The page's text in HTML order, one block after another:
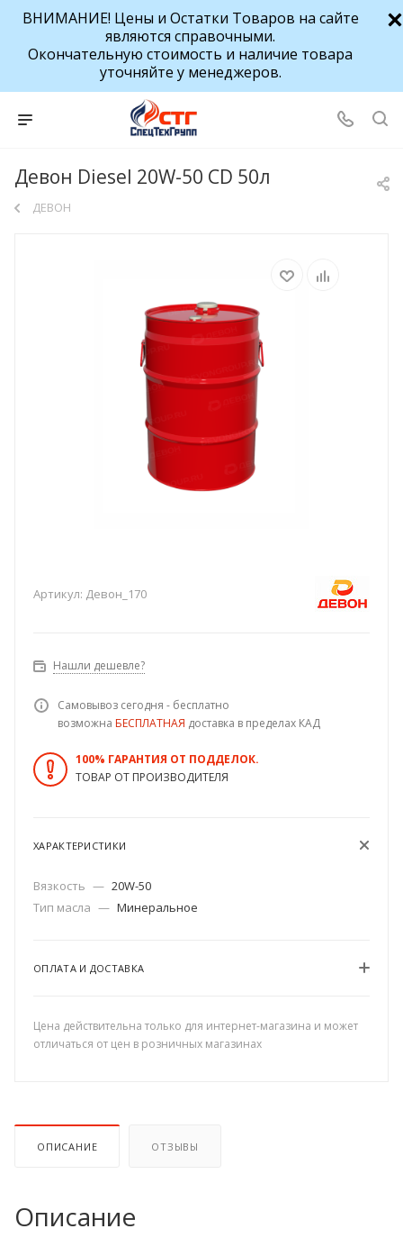
ВНИМАНИЕ! Цены и Остатки Товаров на сайте
являются справочными.
Окончательную стоимость и наличие товара
уточняйте у менеджеров.
Девон Diesel 20W-50 CD 50л
ДЕВОН
Артикул: Девон_170
Нашли дешевле?
Самовывоз сегодня - бесплатно
возможна БЕСПЛАТНАЯ доставка в пределах КАД
100% ГАРАНТИЯ ОТ ПОДДЕЛОК.
ТОВАР ОТ ПРОИЗВОДИТЕЛЯ
ХАРАКТЕРИСТИКИ
Вязкость — 20W-50
Тип масла — Минеральное
ОПЛАТА И ДОСТАВКА
Цена действительна только для интернет-магазина и может
отличаться от цен в розничных магазинах
ОПИСАНИЕ ОТЗЫВЫ
Описание